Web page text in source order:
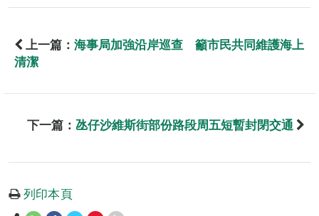
上一篇： 海事局加強沿岸巡查 籲市民共同維護海上
清潔
下一篇： 氹仔沙維斯街部份路段周五短暫封閉交通
列印本頁